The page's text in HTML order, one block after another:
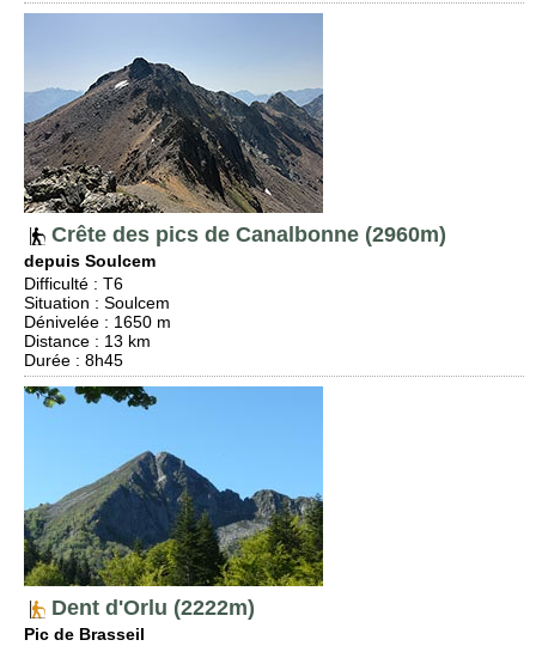
Crête des pics de Canalbonne (2960m)
depuis Soulcem
Difficulté : T6
Situation : Soulcem
Dénivelée : 1650 m
Distance : 13 km
Durée : 8h45
Dent d'Orlu (2222m)
Pic de Brasseil